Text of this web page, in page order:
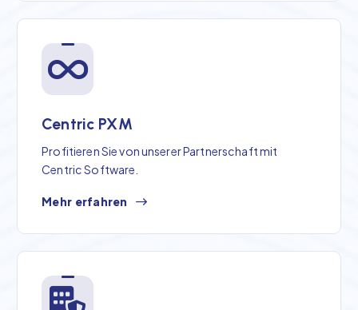
Centric PXM
Profitieren Sie von unserer Partnerschaft mit
Centric Software.
Mehr erfahren